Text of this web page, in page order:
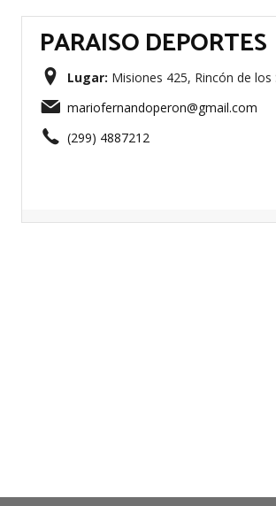
PARAISO DEPORTES
Lugar: Misiones 425, Rincón de
mariofernandoperon@gmail.com
(299) 4887212